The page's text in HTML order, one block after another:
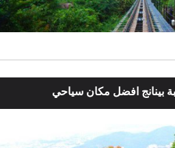
بينانج افضل مكان سياحي